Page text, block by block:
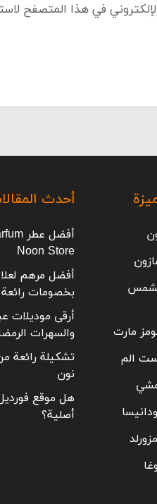
في هذا المتصفح
مارت
الم
أحدث
Noon Store
أفضل مرهم
بخصومات رائعة
أرقى موديلات
والسهرات
تشكيلة رائعة
نون
هل موقع
أصلية؟